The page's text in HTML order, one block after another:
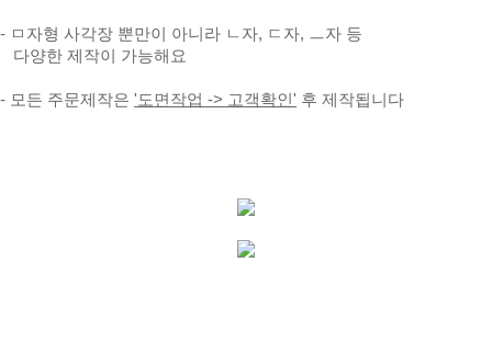
- ㅁ자형 사각장 뿐만이 아니라 ㄴ자, ㄷ자, ㅡ자 등
다양한 제작이 가능해요
- 모든 주문제작은 '도면작업 -> 고객확인' 후 제작됩니다